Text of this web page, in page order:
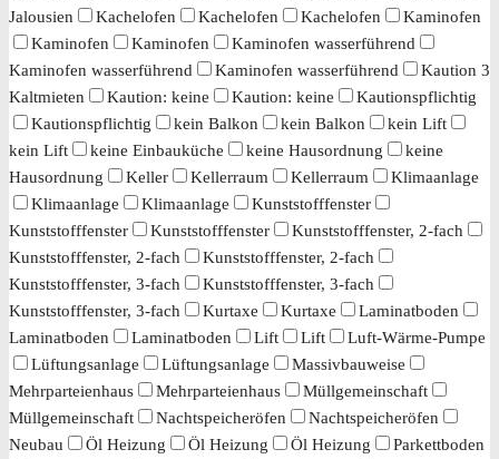
Jalousien
Kachelofen Kachelofen Kachelofen
Kaminofen
Kaminofen
Kaminofen
Kaminofen wasserführend
Kaminofen wasserführend
Kaminofen wasserführend
Kaution 3
Kaltmieten
Kaution: keine Kaution: keine
Kautionspflichtig
Kautionspflichtig
kein Balkon kein Balkon
kein Lift
kein Lift
keine Einbauküche keine Hausordnung
keine
Hausordnung
Keller Kellerraum Kellerraum
Klimaanlage
Klimaanlage
Klimaanlage
Kunststofffenster
Kunststofffenster
Kunststofffenster
Kunststofffenster, 2-fach
Kunststofffenster, 2-fach
Kunststofffenster, 2-fach
Kunststofffenster, 3-fach
Kunststofffenster, 3-fach
Kunststofffenster, 3-fach
Kurtaxe Kurtaxe
Laminatboden
Laminatboden
Laminatboden Lift Lift
Luft-Wärme-Pumpe
Lüftungsanlage
Lüftungsanlage
Massivbauweise
Mehrparteienhaus
Mehrparteienhaus
Müllgemeinschaft
Müllgemeinschaft
Nachtspeicheröfen
Nachtspeicheröfen
Neubau
Öl Heizung Öl Heizung Öl Heizung
Parkettboden